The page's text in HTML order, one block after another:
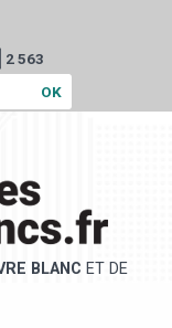
2 563
BLANC ET DE